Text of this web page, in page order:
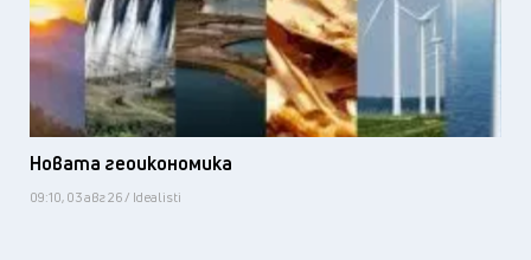
Новата геоикономика
09:10, 03 авг 26 / Idealisti